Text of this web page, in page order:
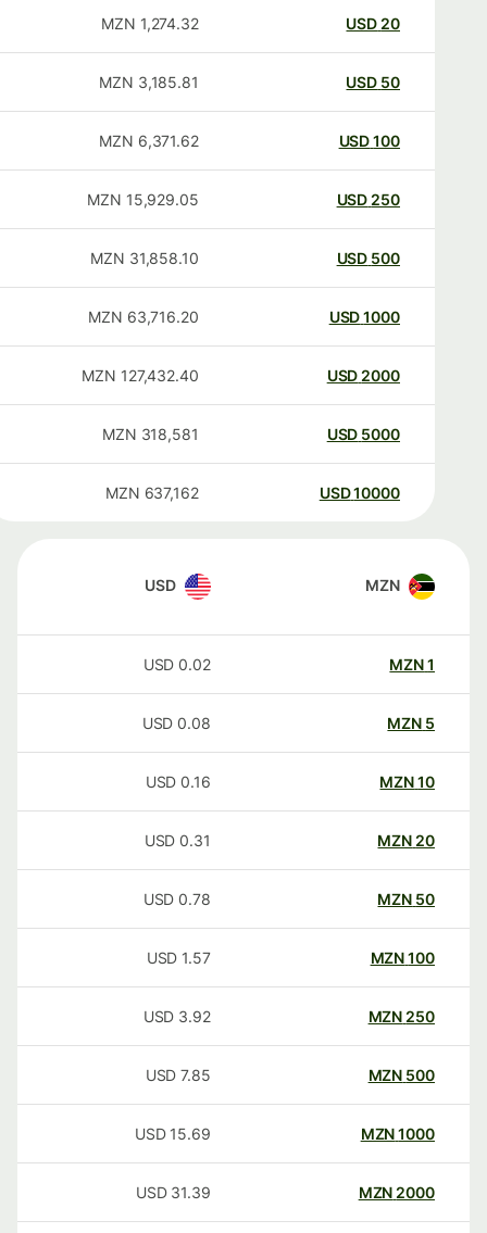
20
USD
1,274.32
MZN
50
USD
3,185.81
MZN
100
USD
6,371.62
MZN
250
USD
15,929.05
MZN
500
USD
31,858.10
MZN
1000
USD
63,716.20
MZN
2000
USD
127,432.40
MZN
5000
USD
318,581
MZN
10000
USD
637,162
MZN
MZN
USD
MZN
0.02
USD
MZN
0.08
USD
MZN
0.16
USD
20
MZN
0.31
USD
50
MZN
0.78
USD
100
MZN
1.57
USD
250
MZN
3.92
USD
500
MZN
7.85
USD
1000
MZN
15.69
USD
2000
MZN
31.39
USD